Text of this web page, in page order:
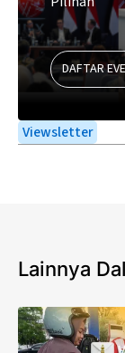
DAFTAR
Viewsletter
Lainnya